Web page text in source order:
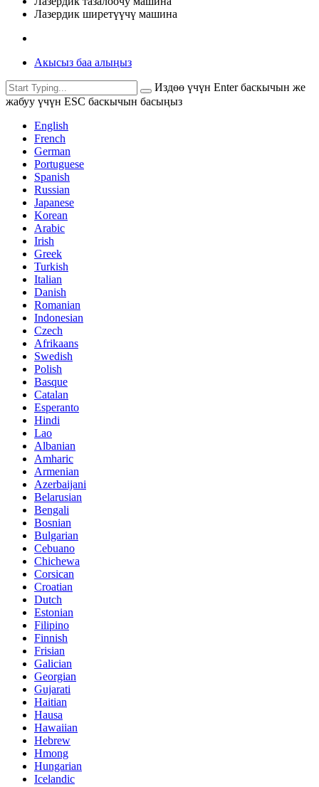
Лазердик ширетүүчү машина
Акысыз баа алыңыз
Издөө үчүн Enter баскычын же
жабуу үчүн ESC баскычын басыңыз
English
French
German
Portuguese
Spanish
Russian
Japanese
Korean
Arabic
Irish
Greek
Turkish
Italian
Danish
Romanian
Indonesian
Czech
Afrikaans
Swedish
Polish
Basque
Catalan
Esperanto
Hindi
Lao
Albanian
Amharic
Armenian
Azerbaijani
Belarusian
Bengali
Bosnian
Bulgarian
Cebuano
Chichewa
Corsican
Croatian
Dutch
Estonian
Filipino
Finnish
Frisian
Galician
Georgian
Gujarati
Haitian
Hausa
Hawaiian
Hebrew
Hmong
Hungarian
Icelandic